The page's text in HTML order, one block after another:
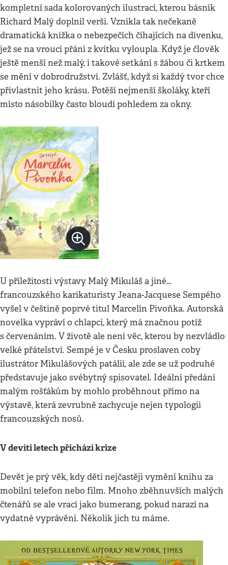
kompletní sada kolorovaných ilustrací, kterou básník
Richard Malý doplnil verši. Vznikla tak nečekaně
dramatická knížka o nebezpečích číhajících na dívenku,
jež se na vroucí přání z kvítku vyloupla. Když je člověk
ještě menší než malý, i takové setkání s žábou či krtkem
se mění v dobrodružství. Zvlášť, když si každý tvor chce
přivlastnit jeho krásu. Potěší nejmenší školáky, kteří
místo násobilky často bloudí pohledem za okny.
U příležitosti výstavy Malý Mikuláš a jiné…
francouzského karikaturisty Jeana-Jacquese Sempého
vyšel v češtině poprvé titul Marcelín Pivoňka. Autorská
novelka vypráví o chlapci, který má značnou potíž
s červenáním. V životě ale není věc, kterou by nezvládlo
velké přátelství. Sempé je v Česku proslaven coby
ilustrátor Mikulášových patálií, ale zde se už podruhé
představuje jako svébytný spisovatel. Ideální předání
malým rošťákům by mohlo proběhnout přímo na
výstavě, která zevrubně zachycuje nejen typologii
francouzských nosů.
V devíti letech přichází krize
Devět je prý věk, kdy děti nejčastěji vymění knihu za
mobilní telefon nebo film. Mnoho zběhnuvších malých
čtenářů se ale vrací jako bumerang, pokud narazí na
vydatné vyprávění. Několik jich tu máme.